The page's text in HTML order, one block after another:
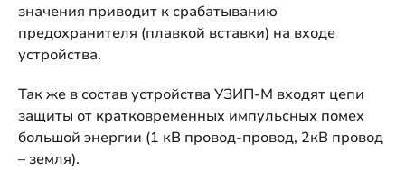
значения приводит к срабатыванию
предохранителя (плавкой вставки) на входе
устройства.
Так же в состав устройства УЗИП-М входят цепи
защиты от кратковременных импульсных помех
большой энергии (1 кВ провод-провод, 2кВ провод
– земля).